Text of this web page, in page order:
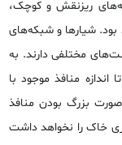
ریزنقش و کوچک،
بود. شیارها و شبکه‌های
مختلفی دارند. به
منافذ موجود با
بزرگ بودن منافذ
خاک را نخواهد داشت